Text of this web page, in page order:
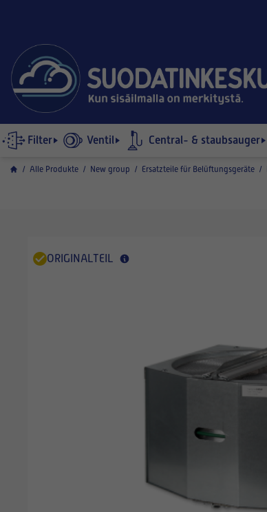
Filter Ventil Central- & staubsauger
/ Alle Produkte / New group / Ersatzteile für Belüftungsgeräte /
ORIGINALTEIL